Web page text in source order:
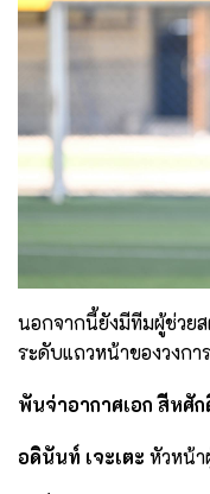
นอกจากนี้ยังมีทีมผู้ช่วย
ระดับแถวหน้าของวงกา
พันจ่าอากาศเอก สีหศั
อดินันท์ เจะเตะ หัวหน้า